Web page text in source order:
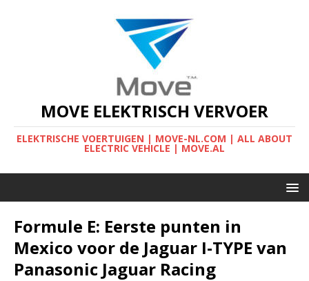
MOVE ELEKTRISCH VERVOER
ELEKTRISCHE VOERTUIGEN | MOVE-NL.COM | ALL ABOUT
ELECTRIC VEHICLE | MOVE.AL
Formule E: Eerste punten in
Mexico voor de Jaguar I-TYPE van
Panasonic Jaguar Racing